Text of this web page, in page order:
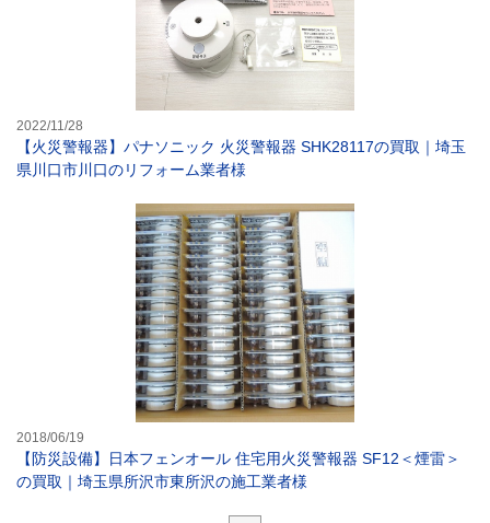
2022/11/28
【火災警報器】パナソニック 火災警報器 SHK28117の買取｜埼玉
県川口市川口のリフォーム業者様
2018/06/19
【防災設備】日本フェンオール 住宅用火災警報器 SF12＜煙雷＞
の買取｜埼玉県所沢市東所沢の施工業者様